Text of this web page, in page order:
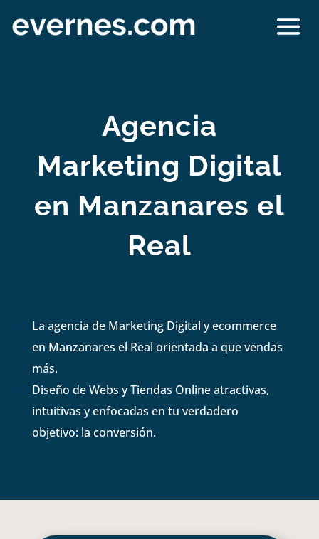
Agencia
Marketing Digital
en Manzanares el
Real
La agencia de Marketing Digital y ecommerce
en Manzanares el Real orientada a que vendas
más.
Diseño de Webs y Tiendas Online atractivas,
intuitivas y enfocadas en tu verdadero
objetivo: la conversión.